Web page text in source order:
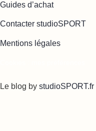
Guides d’achat
Contacter studioSPORT
Mentions légales
Le blog by studioSPORT.fr